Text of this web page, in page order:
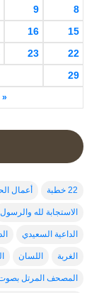
«
8
9
15
16
22
23
29
22 خطبة أعمال
الاستجابة لله والرسول
الداعية السعيدي
الغربة اللسان
المصحف المرتل